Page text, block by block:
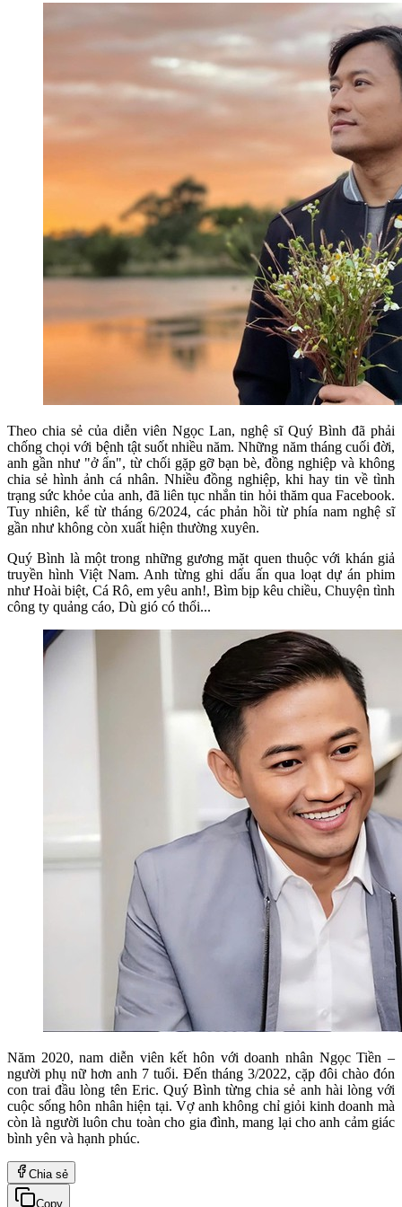
Theo chia sẻ của diễn viên Ngọc Lan, nghệ sĩ Quý Bình đã phải
chống chọi với bệnh tật suốt nhiều năm. Những năm tháng cuối đời,
anh gần như "ở ẩn", từ chối gặp gỡ bạn bè, đồng nghiệp và không
chia sẻ hình ảnh cá nhân. Nhiều đồng nghiệp, khi hay tin về tình
trạng sức khỏe của anh, đã liên tục nhắn tin hỏi thăm qua Facebook.
Tuy nhiên, kể từ tháng 6/2024, các phản hồi từ phía nam nghệ sĩ
gần như không còn xuất hiện thường xuyên.
Quý Bình là một trong những gương mặt quen thuộc với khán giả
truyền hình Việt Nam. Anh từng ghi dấu ấn qua loạt dự án phim
như Hoài biệt, Cá Rô, em yêu anh!, Bìm bịp kêu chiều, Chuyện tình
công ty quảng cáo, Dù gió có thổi...
Năm 2020, nam diễn viên kết hôn với doanh nhân Ngọc Tiền –
người phụ nữ hơn anh 7 tuổi. Đến tháng 3/2022, cặp đôi chào đón
con trai đầu lòng tên Eric. Quý Bình từng chia sẻ anh hài lòng với
cuộc sống hôn nhân hiện tại. Vợ anh không chỉ giỏi kinh doanh mà
còn là người luôn chu toàn cho gia đình, mang lại cho anh cảm giác
bình yên và hạnh phúc.
Chia sẻ
Copy